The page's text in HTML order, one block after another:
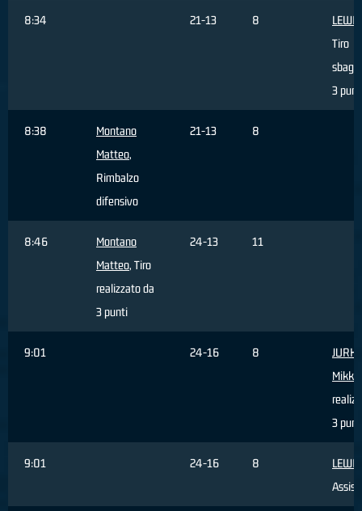
8:34 21-13 8
Tiro
3
8:38
Montano
Matteo,
Rimbalzo
difensivo
21-13 8
8:46
Montano
Matteo, Tiro
realizzato da
3 punti
24-13 11
9:01 24-16 8
Mikk
3
9:01 24-16 8
Assist